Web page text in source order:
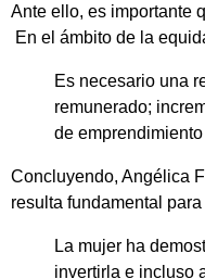
Ante ello, es importante
En el ámbito de la
Es necesario una
remunerado;
de
Concluyendo, Angélica
resulta fundamental
La mujer ha
invertirla e incluso